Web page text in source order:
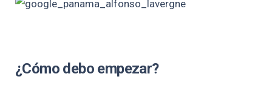
¿Cómo debo empezar?